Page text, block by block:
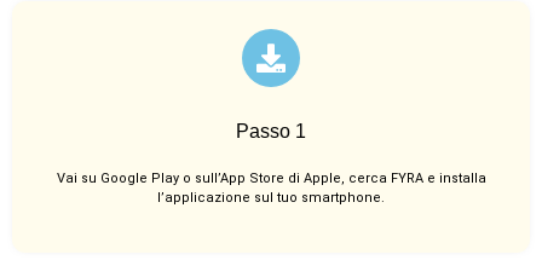
Passo 1
Vai su Google Play o sull’App Store di Apple, cerca FYRA e installa
l’applicazione sul tuo smartphone.